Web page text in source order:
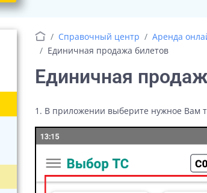
Справочный центр Аренда
Единичная продажа билетов
Единичная
1. В приложении выберите нужное Вам